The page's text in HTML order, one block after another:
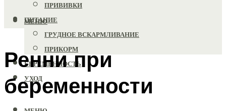
ПРИВИВКИ
ПИТАНИЕ
ГРУДНОЕ ВСКАРМЛИВАНИЕ
ПРИКОРМ
БЕРЕМЕННОСТЬ
УХОД
МЕНЮ
Ренни при
беременности